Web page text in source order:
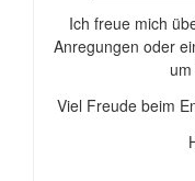
Ich freue mich
Anregungen oder
Viel Freude beim